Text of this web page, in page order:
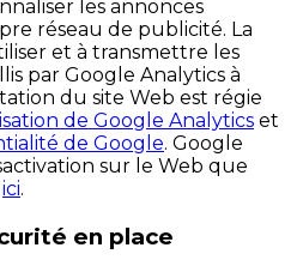
les annonces
réseau de publicité. La
et à transmettre les
par Google Analytics à
du site Web est régie
de Google Analytics et
de Google. Google
sur le Web que
ici.
en place